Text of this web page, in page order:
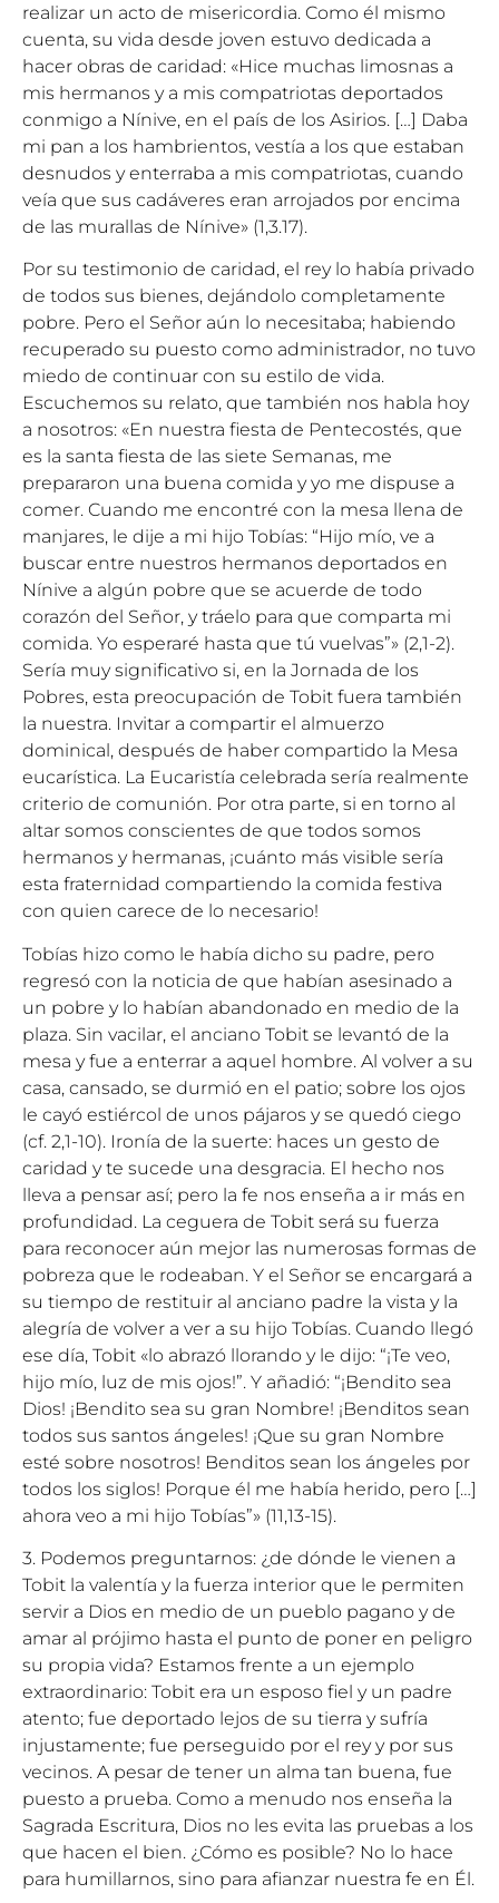
realizar un acto de misericordia. Como él mismo
cuenta, su vida desde joven estuvo dedicada a
hacer obras de caridad: «Hice muchas limosnas a
mis hermanos y a mis compatriotas deportados
conmigo a Nínive, en el país de los Asirios. […] Daba
mi pan a los hambrientos, vestía a los que estaban
desnudos y enterraba a mis compatriotas, cuando
veía que sus cadáveres eran arrojados por encima
de las murallas de Nínive» (1,3.17).
Por su testimonio de caridad, el rey lo había privado
de todos sus bienes, dejándolo completamente
pobre. Pero el Señor aún lo necesitaba; habiendo
recuperado su puesto como administrador, no tuvo
miedo de continuar con su estilo de vida.
Escuchemos su relato, que también nos habla hoy
a nosotros: «En nuestra fiesta de Pentecostés, que
es la santa fiesta de las siete Semanas, me
prepararon una buena comida y yo me dispuse a
comer. Cuando me encontré con la mesa llena de
manjares, le dije a mi hijo Tobías: “Hijo mío, ve a
buscar entre nuestros hermanos deportados en
Nínive a algún pobre que se acuerde de todo
corazón del Señor, y tráelo para que comparta mi
comida. Yo esperaré hasta que tú vuelvas”» (2,1-2).
Sería muy significativo si, en la Jornada de los
Pobres, esta preocupación de Tobit fuera también
la nuestra. Invitar a compartir el almuerzo
dominical, después de haber compartido la Mesa
eucarística. La Eucaristía celebrada sería realmente
criterio de comunión. Por otra parte, si en torno al
altar somos conscientes de que todos somos
hermanos y hermanas, ¡cuánto más visible sería
esta fraternidad compartiendo la comida festiva
con quien carece de lo necesario!
Tobías hizo como le había dicho su padre, pero
regresó con la noticia de que habían asesinado a
un pobre y lo habían abandonado en medio de la
plaza. Sin vacilar, el anciano Tobit se levantó de la
mesa y fue a enterrar a aquel hombre. Al volver a su
casa, cansado, se durmió en el patio; sobre los ojos
le cayó estiércol de unos pájaros y se quedó ciego
(cf. 2,1-10). Ironía de la suerte: haces un gesto de
caridad y te sucede una desgracia. El hecho nos
lleva a pensar así; pero la fe nos enseña a ir más en
profundidad. La ceguera de Tobit será su fuerza
para reconocer aún mejor las numerosas formas de
pobreza que le rodeaban. Y el Señor se encargará a
su tiempo de restituir al anciano padre la vista y la
alegría de volver a ver a su hijo Tobías. Cuando llegó
ese día, Tobit «lo abrazó llorando y le dijo: “¡Te veo,
hijo mío, luz de mis ojos!”. Y añadió: “¡Bendito sea
Dios! ¡Bendito sea su gran Nombre! ¡Benditos sean
todos sus santos ángeles! ¡Que su gran Nombre
esté sobre nosotros! Benditos sean los ángeles por
todos los siglos! Porque él me había herido, pero […]
ahora veo a mi hijo Tobías”» (11,13-15).
3. Podemos preguntarnos: ¿de dónde le vienen a
Tobit la valentía y la fuerza interior que le permiten
servir a Dios en medio de un pueblo pagano y de
amar al prójimo hasta el punto de poner en peligro
su propia vida? Estamos frente a un ejemplo
extraordinario: Tobit era un esposo fiel y un padre
atento; fue deportado lejos de su tierra y sufría
injustamente; fue perseguido por el rey y por sus
vecinos. A pesar de tener un alma tan buena, fue
puesto a prueba. Como a menudo nos enseña la
Sagrada Escritura, Dios no les evita las pruebas a los
que hacen el bien. ¿Cómo es posible? No lo hace
para humillarnos, sino para afianzar nuestra fe en Él.